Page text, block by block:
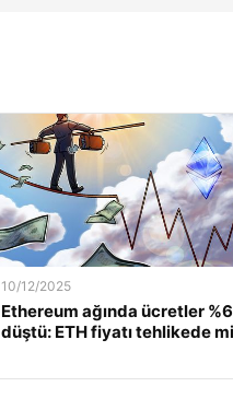
10/12/2025
Ethereum ağında ücretler
düştü: ETH fiyatı tehlikede